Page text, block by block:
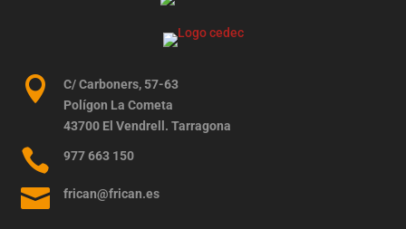

C/ Carboners, 57-63
Polígon La Cometa
43700 El Vendrell. Tarragona
 977 663 150
 frican@frican.es